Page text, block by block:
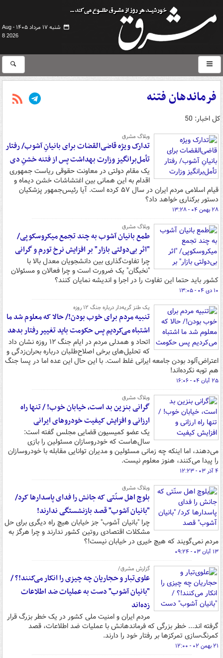
شنبه ۱۷ مرداد ۱۴۰۵ -
Aug
8 2026
فرماندهان فتنه
کل اخبار: 50
وبلاگ مشرق
تدارک ویژه قاضی‌القضات برای بانیانِ آشوب/ رفتار
تأمل‌برانگیز وزارت بهداشت پس از فتنه خشنِ دی
یک مقام دولتی در معاونت حقوقی ریاست جمهوری
اقدام به این همانی بین اغتشاشات خشن دیماه و
قیام اسلامی مردم ایران در سال ۵۷ کرده است. آیا رئیس‌جمهور پزشکیان
دستور برکناری خواهد داد؟
۲۸ بهمن ۰۴ - ۱۳:۲۸
وبلاگ مشرق
طمع بانیان آشوب به چند تجمع میکروسکوپی/
"اثر بی‌دولتی بازار" بر افزایش نرخ تورم و گرانی
چرا تفاوت‌گذاری بین دانشجویان معدل بالا با
"نخبگان" یک ضرورت است و چرا فعالان و مسئولان
کشور باید حتما این تفاوت را در اجرا و اندیشه نمایان کنند؟
۱۰ دی ۰۴ - ۱۳:۰۵
یک طنز گریه‌دار درباره جنگ ۱۲ روزه
تنبیه مردم برای خوب بودن!/ حالا که معلوم شد ما
اشتباه می‌کردیم پس حکومت باید تغییر رفتار بدهد
اتحاد و همدلی مردم در ایام جنگ ۱۲ روزه نشان داد
که تحلیل‌های برخی اصلاح‌طلبان درباره بحران‌زدگی و
اعتراض‌آلود بودن جامعه ایرانی غلط است. با این حال این عده اما در پسا جنگ
هم توبه نکرده‌اند!
۲۵ آبان ۰۴ - ۱۶:۰۶
وبلاگ مشرق
گرانی بنزین بد است، خیابان خوب! / تنها راه
ارزانی و افزایش کیفیت خودروهای ایرانی
یک عضو کمیسیون قضایی مجلس گفته است:
سال‌هاست که خودروسازان مسئولین را بازی
می‌دهند، اما اینکه چه زمانی مسئولین و مدیران توانایی مقابله با خودروسازان
را پیدا می‌کنند، هنوز معلوم نیست.
۴ آذر ۰۳ - ۱۲:۲۳
وبلاگ مشرق
بلوچ اهل سنّتی که جانش را فدای پاسدارها کرد/
"بانیان آشوب" قصد بازنشستگی ندارند!
چرا "بانیان آشوب" جز خیابان هیچ راه دیگری برای حل
مشکلات اقتصادی روتین کشور ندارند و چرا هرگز به
مردم نمی‌گویند که هیچ خیری در خیابان نیست!؟
۱۳ آبان ۰۳ - ۰۹:۲۴
گزارش مشرق/
علوی‌تبار و حجاریان چه چیزی را انکار می‌کنند!؟ /
"بانیان آشوب" دست به عملیات ضد اطلاعات
زده‌اند
مردم ایران و امنیت ملی کشور در یک خطر بزرگ قرار
گرفته اند... خطر بزرگی که فرماندهانش با عملیات ضد اطلاعات، قصد
کمرنگ‌سازی تمرکزها بر رفتار خود را دارند.
۲۱ بهمن ۰۲ - ۱۲:۰۰